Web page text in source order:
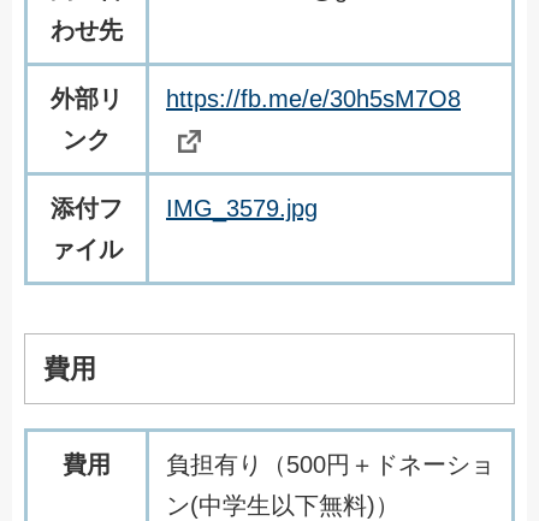
わせ先
外部リ
ンク
https://fb.me/e/30h5sM7O8
添付フ
ァイル
IMG_3579.jpg
費用
費用
負担有り（500円＋ドネーショ
ン(中学生以下無料)）